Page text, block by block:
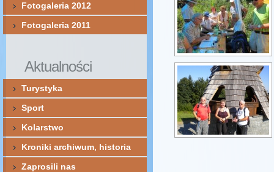
Fotogaleria 2012
Fotogaleria 2011
Aktualności
Turystyka
Sport
Kolarstwo
Kroniki archiwum, historia
Zaprosili nas